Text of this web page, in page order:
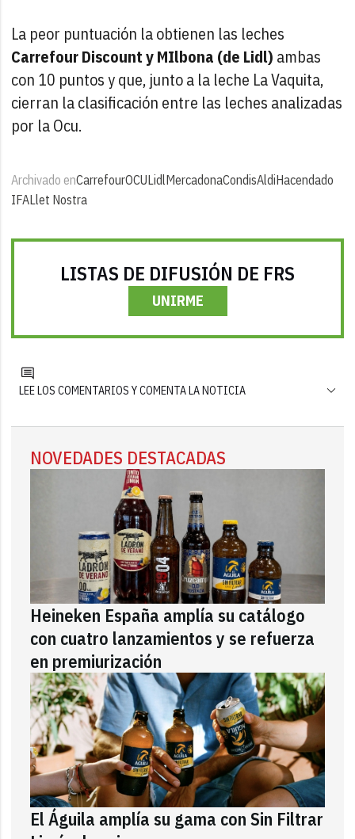
La peor puntuación la obtienen las leches
Carrefour Discount y MIlbona (de Lidl) ambas
con 10 puntos y que, junto a la leche La Vaquita,
cierran la clasificación entre las leches analizadas
por la Ocu.
Archivado enCarrefourOCULidlMercadonaCondisAldiHacendado
IFALlet Nostra
LISTAS DE DIFUSIÓN DE FRS
UNIRME
LEE LOS COMENTARIOS Y COMENTA LA NOTICIA
NOVEDADES DESTACADAS
Heineken España amplía su catálogo
con cuatro lanzamientos y se refuerza
en premiurización
El Águila amplía su gama con Sin Filtrar